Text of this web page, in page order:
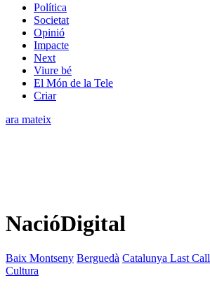
Política
Societat
Opinió
Impacte
Next
Viure bé
El Món de la Tele
Criar
ara mateix
NacióDigital
Baix Montseny Berguedà Catalunya Last Call
Cultura